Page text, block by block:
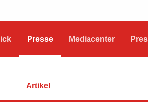
Presse Mediacenter
Artikel